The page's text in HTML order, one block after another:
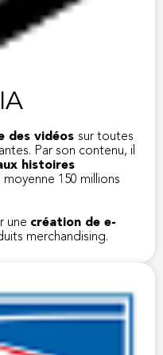
des vidéos sur toutes
Par son contenu, il
histoires
moyenne 150 millions
une création de e-
merchandising.